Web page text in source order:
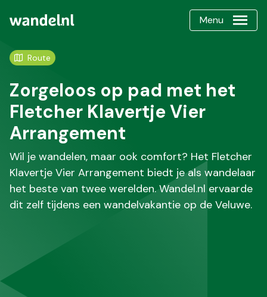
Menu
Route
Zorgeloos op pad met het
Fletcher Klavertje Vier
Arrangement
Wil je wandelen, maar ook comfort? Het Fletcher
Klavertje Vier Arrangement biedt je als wandelaar
het beste van twee werelden. Wandel.nl ervaarde
dit zelf tijdens een wandelvakantie op de Veluwe.